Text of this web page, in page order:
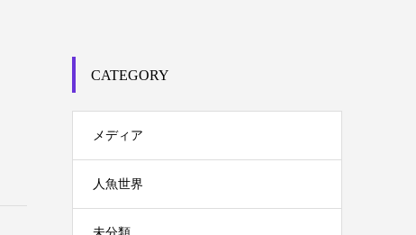
CATEGORY
メディア
人魚世界
未分類